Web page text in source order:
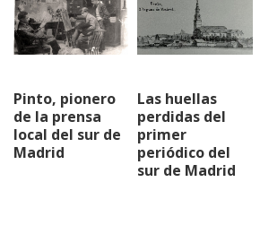
Pinto, pionero
de la prensa
local del sur de
Madrid
Las huellas
perdidas del
primer
periódico del
sur de Madrid